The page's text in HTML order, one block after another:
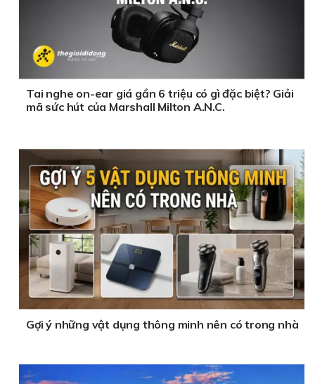
Tai nghe on-ear giá gần 6 triệu có gì đặc biệt? Giải
mã sức hút của Marshall Milton A.N.C.
Gợi ý những vật dụng thông minh nên có trong nhà